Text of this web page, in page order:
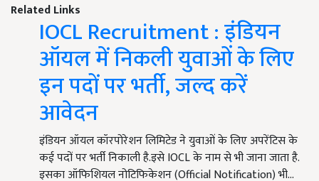
Related Links
IOCL Recruitment : इंडियन
ऑयल में निकली युवाओं के लिए
इन पदों पर भर्ती, जल्द करें
आवेदन
इंडियन ऑयल कॉरपोरेशन लिमिटेड ने युवाओं के लिए अपरेंटिस के
कई पदों पर भर्ती निकाली है.इसे IOCL के नाम से भी जाना जाता है.
इसका ऑफिशियल नोटिफिकेशन (Official Notification) भी…